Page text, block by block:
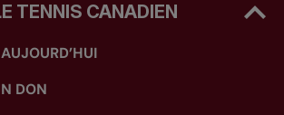
TENNIS CANADIEN
DON